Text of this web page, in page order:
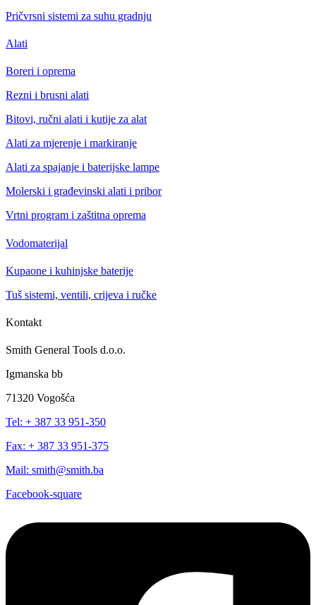
Pričvrsni sistemi za suhu gradnju
Alati
Boreri i oprema
Rezni i brusni alati
Bitovi, ručni alati i kutije za alat
Alati za mjerenje i markiranje
Alati za spajanje i baterijske lampe
Molerski i građevinski alati i pribor
Vrtni program i zaštitna oprema
Vodomaterijal
Kupaone i kuhinjske baterije
Tuš sistemi, ventili, crijeva i ručke
Kontakt
Smith General Tools d.o.o.
Igmanska bb
71320 Vogošća
Tel: + 387 33 951-350
Fax: + 387 33 951-375
Mail: smith@smith.ba
Facebook-square